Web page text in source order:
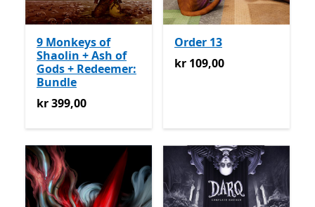
9 Monkeys of
Shaolin + Ash of
Gods + Redeemer:
Bundle
kr 399,00
kr 399,00
Order 13
kr 109,00
kr 109,00